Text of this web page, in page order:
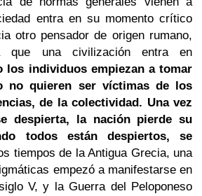
entra en su momento crítico
otro pensador de origen rumano,
que una civilización entra en
los individuos empiezan a tomar
no quieren ser víctimas de los
de la colectividad. Una vez
despierta, la nación pierde su
todos están despiertos, se
tiempos de la Antigua Grecia, una
empezó a manifestarse en
V, y la Guerra del Peloponeso